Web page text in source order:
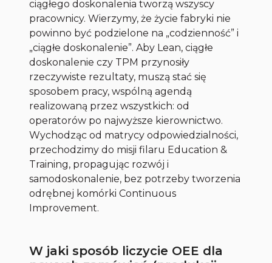
ciągłego doskonalenia tworzą wszyscy
pracownicy. Wierzymy, że życie fabryki nie
powinno być podzielone na „codzienność” i
„ciągłe doskonalenie”. Aby Lean, ciągłe
doskonalenie czy TPM przynosiły
rzeczywiste rezultaty, muszą stać się
sposobem pracy, wspólną agendą
realizowaną przez wszystkich: od
operatorów po najwyższe kierownictwo.
Wychodząc od matrycy odpowiedzialności,
przechodzimy do misji filaru Education &
Training, propagując rozwój i
samodoskonalenie, bez potrzeby tworzenia
odrębnej komórki Continuous
Improvement.
W jaki sposób liczycie OEE dla